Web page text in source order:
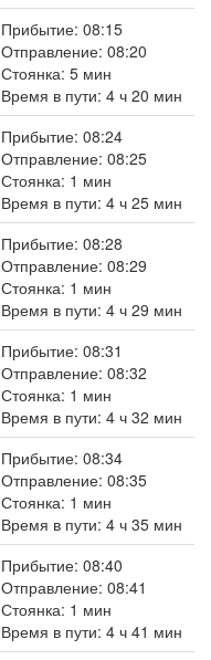
Прибытие: 08:15
Отправление: 08:20
Стоянка: 5 мин
Время в пути: 4 ч 20 мин
Прибытие: 08:24
Отправление: 08:25
Стоянка: 1 мин
Время в пути: 4 ч 25 мин
Прибытие: 08:28
Отправление: 08:29
Стоянка: 1 мин
Время в пути: 4 ч 29 мин
Прибытие: 08:31
Отправление: 08:32
Стоянка: 1 мин
Время в пути: 4 ч 32 мин
Прибытие: 08:34
Отправление: 08:35
Стоянка: 1 мин
Время в пути: 4 ч 35 мин
Прибытие: 08:40
Отправление: 08:41
Стоянка: 1 мин
Время в пути: 4 ч 41 мин